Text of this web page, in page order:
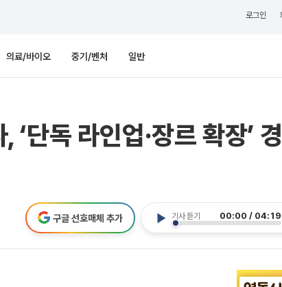
로그인
의료/바이오 중기/벤처 일반
‘단독 라인업·장르 확장’
기사 듣기 00:00 / 04:19
구글 선호매체 추가